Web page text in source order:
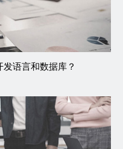
语言和数据库？